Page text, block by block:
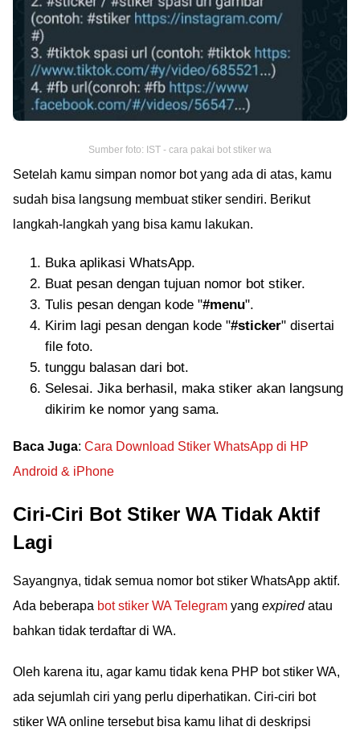
Sumber foto: IST - cara pakai bot stiker wa
Setelah kamu simpan nomor bot yang ada di atas, kamu
sudah bisa langsung membuat stiker sendiri. Berikut
langkah-langkah yang bisa kamu lakukan.
Buka aplikasi WhatsApp.
Buat pesan dengan tujuan nomor bot stiker.
Tulis pesan dengan kode "#menu".
Kirim lagi pesan dengan kode "#sticker" disertai
file foto.
tunggu balasan dari bot.
Selesai. Jika berhasil, maka stiker akan langsung
dikirim ke nomor yang sama.
Baca Juga: Cara Download Stiker WhatsApp di HP
Android & iPhone
Ciri-Ciri Bot Stiker WA Tidak Aktif
Lagi
Sayangnya, tidak semua nomor bot stiker WhatsApp aktif.
Ada beberapa bot stiker WA Telegram yang expiredatau
bahkan tidak terdaftar di WA.
Oleh karena itu, agar kamu tidak kena PHP bot stiker WA,
ada sejumlah ciri yang perlu diperhatikan. Ciri-ciri bot
stiker WA online tersebut bisa kamu lihat di deskripsi